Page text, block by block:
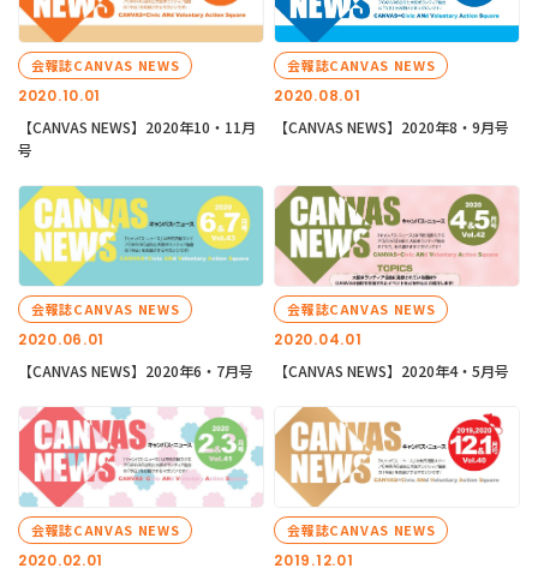
2020.10.01
会報誌CANVAS NEWS
【CANVAS NEWS】2020年10・11月
号
2020.08.01
会報誌CANVAS NEWS
【CANVAS NEWS】2020年8・9月号
2020.06.01
会報誌CANVAS NEWS
【CANVAS NEWS】2020年6・7月号
2020.04.01
会報誌CANVAS NEWS
【CANVAS NEWS】2020年4・5月号
2020.02.01
会報誌CANVAS NEWS
2019.12.01
会報誌CANVAS NEWS